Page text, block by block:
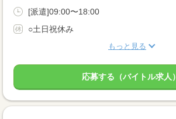
[派遣]09:00〜18:00
○土日祝休み
もっと見る
応募する（バイトル求人）